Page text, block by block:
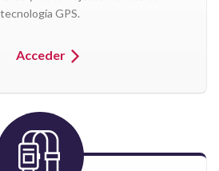
tecnología GPS.
Acceder